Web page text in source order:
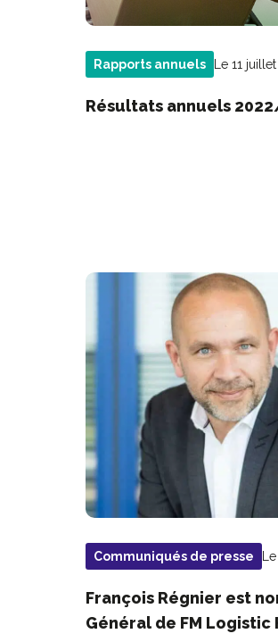
Rapports annuels Le 11
Résultats annuels
Communiqués de presse
François Régnier est
Général de FM Logistic